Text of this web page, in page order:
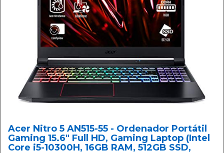
Acer Nitro 5 AN515-55 - Ordenador Portátil
Gaming 15.6" Full HD, Gaming Laptop (Intel
Core i5-10300H, 16GB RAM, 512GB SSD,